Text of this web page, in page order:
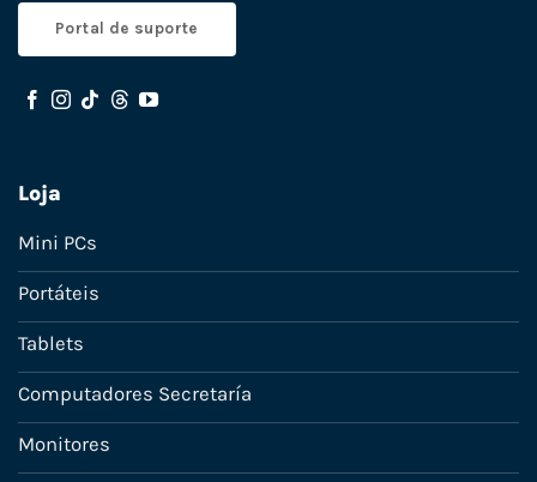
Portal de suporte
Loja
Mini PCs
Portáteis
Tablets
Computadores Secretaría
Monitores